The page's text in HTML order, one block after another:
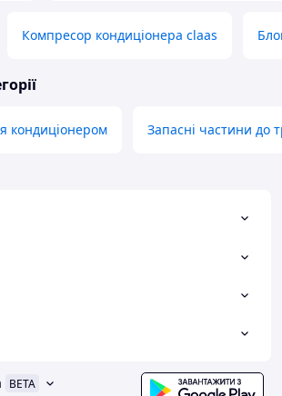
Компресор кондиціонера claas
кондиціонером Запасні частини до
BETA